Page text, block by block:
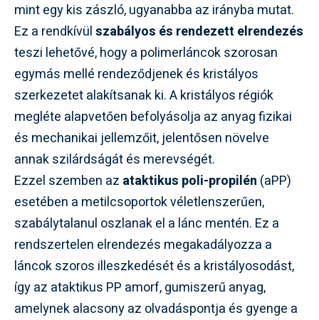
mint egy kis zászló, ugyanabba az irányba mutat.
Ez a rendkívülszabályos és rendezett elrendezés
teszi lehetővé, hogy a polimerláncok szorosan
egymás mellé rendeződjenek és kristályos
szerkezetet alakítsanak ki. A kristályos régiók
megléte alapvetően befolyásolja az anyag fizikai
és mechanikai jellemzőit, jelentősen növelve
annak szilárdságát és merevségét.
Ezzel szemben az ataktikus poli-propilén (aPP)
esetében a metilcsoportok véletlenszerűen,
szabálytalanul oszlanak el a lánc mentén. Ez a
rendszertelen elrendezés megakadályozza a
láncok szoros illeszkedését és a kristályosodást,
így az ataktikus PP amorf, gumiszerű anyag,
amelynek alacsony az olvadáspontja és gyenge a